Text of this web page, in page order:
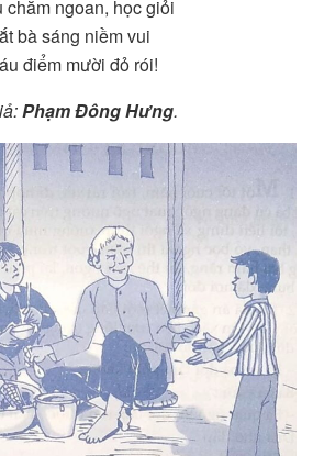
chăm ngoan, học giỏi
bà sáng niềm vui
điểm mười đỏ rói!
Phạm Đông Hưng.